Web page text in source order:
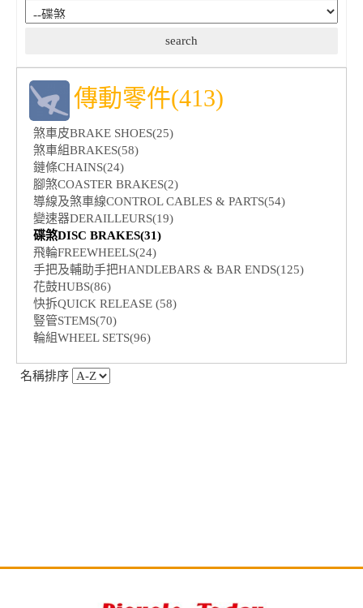
傳動零件(413)
煞車皮BRAKE SHOES(25)
煞車組BRAKES(58)
鏈條CHAINS(24)
腳煞COASTER BRAKES(2)
導線及煞車線CONTROL CABLES & PARTS(54)
變速器DERAILLEURS(19)
碟煞DISC BRAKES(31)
飛輪FREEWHEELS(24)
手把及輔助手把HANDLEBARS & BAR ENDS(125)
花鼓HUBS(86)
快拆QUICK RELEASE (58)
豎管STEMS(70)
輪組WHEEL SETS(96)
名稱排序